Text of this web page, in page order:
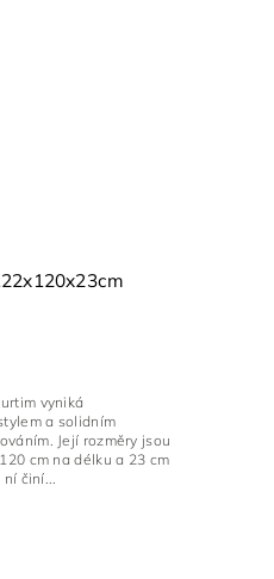
vyniká
a solidním
Její rozměry jsou
cm na délku a 23 cm
ní činí...